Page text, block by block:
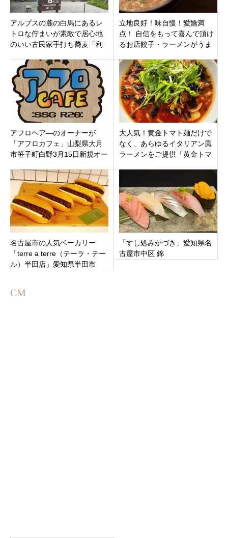
アルプスの麓の白馬にあるレ
トロな佇まいが素敵で居心地
のいい古民家手打ち蕎麦「利
立地良好！味自慢！愛嬌満
点！ 自信をもって喜んで頂け
るお店餃子・ラーメンがうま
名東区一社駅から徒歩1分
アフロヘア―のオーナーが
「アフロカフェ」山梨県大月
市笹子町白野3月15日新規オー
大人気！黄金トマト麺だけで
なく、あらゆるイタリアン風
ラーメンをご提供「黄金トマ
ープン
名古屋市の人気ベーカリー
「terre a terre（テーラ・テー
ル）半田店」愛知県半田市
「すし処みかづき」愛知県名
古屋市中区 錦
CM